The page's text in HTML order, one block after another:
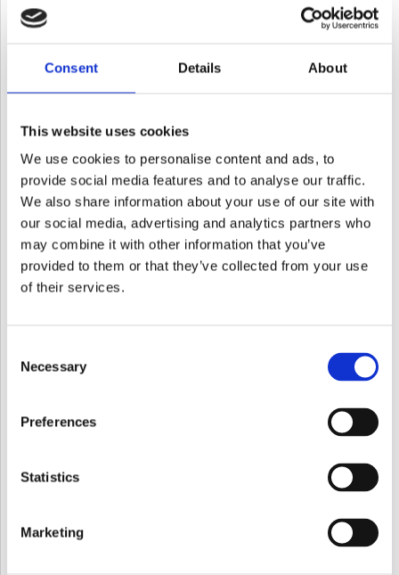
Consent Details About
This website uses cookies
We use cookies to personalise content and ads, to
provide social media features and to analyse our traffic.
We also share information about your use of our site with
our social media, advertising and analytics partners who
may combine it with other information that you’ve
provided to them or that they’ve collected from your use
of their services.
Selection
Necessary
Preferences
Statistics
Marketing
opgaver.
Hvis du vil høre mere om vores arbejde, er du altid velkommen til at
kontakte os. Du kan bruge kontaktformularen nedenfor, ringe til os
rådgivning og et team, der altid prioriterer skovens og kundens
behov.
F
a
c
e
b
o